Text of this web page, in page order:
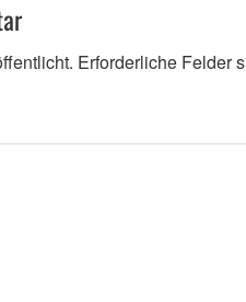
Erforderliche Felder